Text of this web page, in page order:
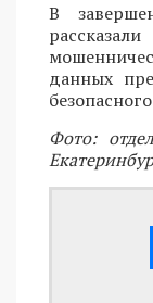
В
данных
Фото: